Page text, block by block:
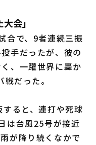
バシーポリシー
イト募集 （別ウィンドウで開く
会」
合で、9者連続三振
手だったが、彼の
、一躍世界に轟か
だった。
ると、連打や死球
は台風25号が接近
が降り続くなかで